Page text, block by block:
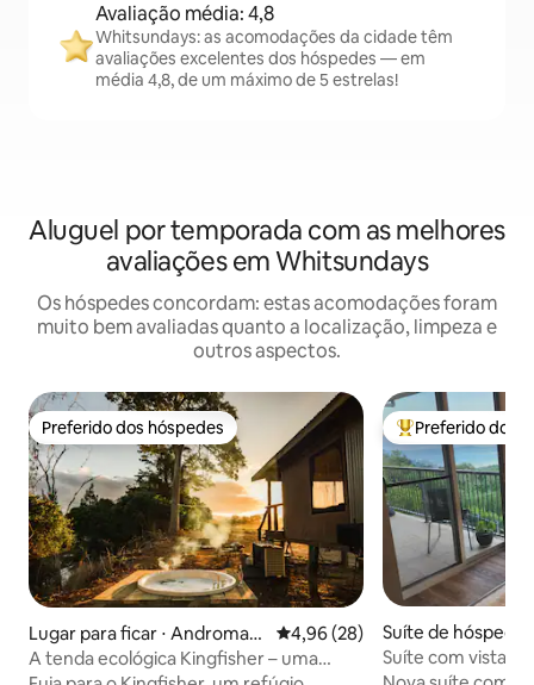
Avaliação média: 4,8
Whitsundays: as acomodações da cidade têm
avaliações excelentes dos hóspedes — em
média 4,8, de um máximo de 5 estrelas!
Aluguel por temporada com as melhores
avaliações em Whitsundays
Os hóspedes concordam: estas acomodações foram
muito bem avaliadas quanto a localização, limpeza e
outros aspectos.
Preferido dos hóspedes
Preferido dos hóspedes
Lugar para ficar ⋅ Andromac
he
4,96 de uma avaliação média
4,96 (28)
A tenda ecológica Kingfisher – uma
Entre os
Preferido dos
Suíte de hóspedes
each
Suíte com vista